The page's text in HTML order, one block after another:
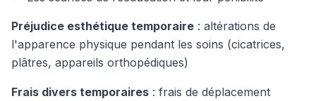
Préjudice esthétique temporaire : altérations de
l'apparence physique pendant les soins (cicatrices,
plâtres, appareils orthopédiques)
Frais divers temporaires : frais de déplacement